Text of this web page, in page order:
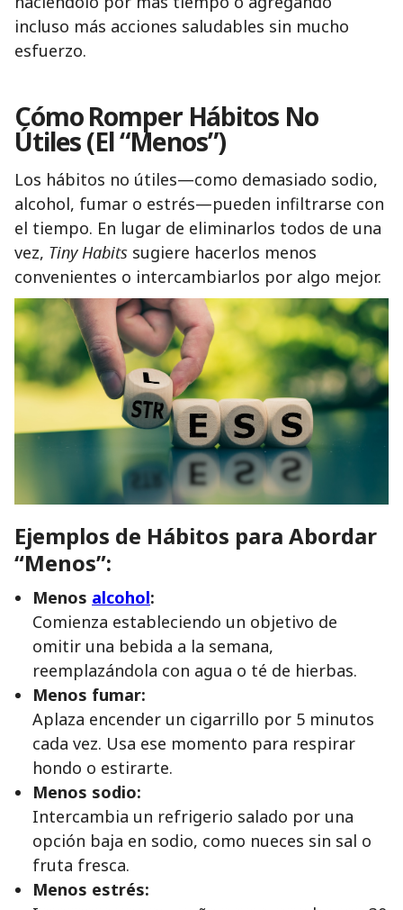
incluso más acciones saludables sin mucho
esfuerzo.
Cómo Romper Hábitos No
Útiles (El “Menos”)
Los hábitos no útiles—como demasiado sodio,
alcohol, fumar o estrés—pueden infiltrarse con
el tiempo. En lugar de eliminarlos todos de una
vez, Tiny Habits sugiere hacerlos menos
convenientes o intercambiarlos por algo mejor.
Ejemplos de Hábitos para Abordar
“Menos”:
Menos alcohol:
Comienza estableciendo un objetivo de
omitir una bebida a la semana,
reemplazándola con agua o té de hierbas.
Menos fumar:
Aplaza encender un cigarrillo por 5 minutos
cada vez. Usa ese momento para respirar
hondo o estirarte.
Menos sodio:
Intercambia un refrigerio salado por una
opción baja en sodio, como nueces sin sal o
fruta fresca.
Menos estrés: